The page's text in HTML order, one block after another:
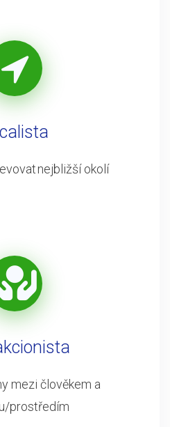
nejbližší okolí
mezi člověkem a
prostředím